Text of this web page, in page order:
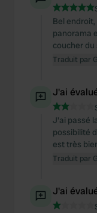
Bel
panorama
coucher du
Traduit par
J'ai
J'ai passé
possibilité
est très
Traduit par
J'ai